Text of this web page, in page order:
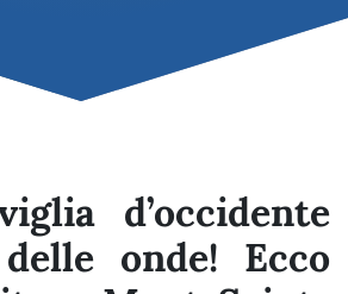
d’occidente
onde! Ecco